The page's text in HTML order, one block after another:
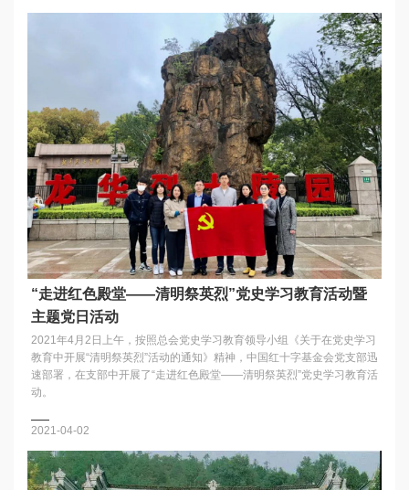
“走进红色殿堂——清明祭英烈”党史学习教育活动暨
主题党日活动
2021年4月2日上午，按照总会党史学习教育领导小组《关于在党史学习
教育中开展“清明祭英烈”活动的通知》精神，中国红十字基金会党支部迅
速部署，在支部中开展了“走进红色殿堂——清明祭英烈”党史学习教育活
动。
2021-04-02